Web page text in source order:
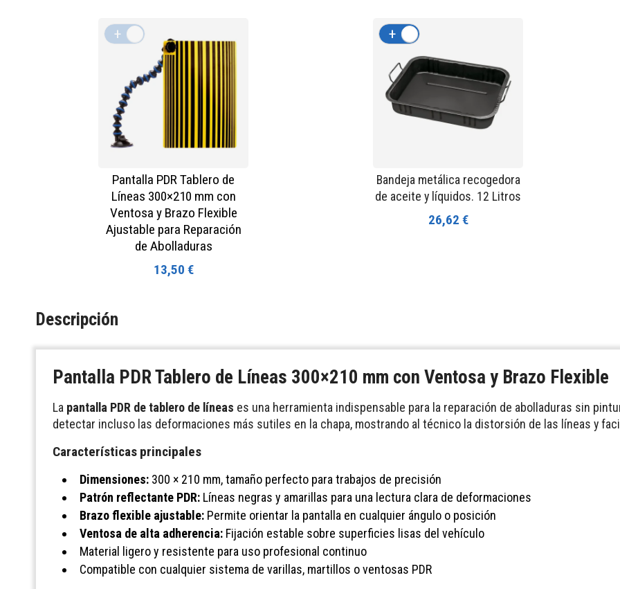
Pantalla PDR Tablero de
Líneas 300×210 mm con
Ventosa y Brazo Flexible
Ajustable para Reparación
de Abolladuras
13,50 €
+ -
Bandeja metálica recogedora
de aceite y líquidos. 12 Litros
26,62 €
+
Descripción
Pantalla PDR Tablero de Líneas 300×210 mm con Ventosa y Brazo Flexible
La pantalla PDR de tablero de líneas es una herramienta indispensable para la reparación de abolladuras sin
detectar incluso las deformaciones más sutiles en la chapa, mostrando al técnico la distorsión de las líneas y
Características principales
Dimensiones: 300 × 210 mm, tamaño perfecto para trabajos de precisión
Patrón reflectante PDR: Líneas negras y amarillas para una lectura clara de deformaciones
Brazo flexible ajustable: Permite orientar la pantalla en cualquier ángulo o posición
Ventosa de alta adherencia: Fijación estable sobre superficies lisas del vehículo
Material ligero y resistente para uso profesional continuo
Compatible con cualquier sistema de varillas, martillos o ventosas PDR